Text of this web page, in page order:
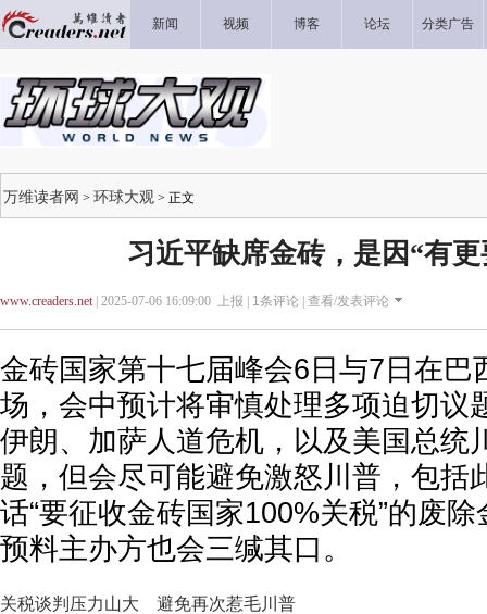
新闻 视频 博客 论坛 分类广告
万维读者网 > 环球大观 > 正文
习近平缺席金砖，是因“有
www.creaders.net| 2025-07-06 16:09:00 上报 | 1条评论 | 查看/发表评论
金砖国家第十七届峰会6日与7日在巴
场，会中预计将审慎处理多项迫切议
伊朗、加萨人道危机，以及美国总统
题，但会尽可能避免激怒川普，包括
话“要征收金砖国家100%关税”的废
预料主办方也会三缄其口。
关税谈判压力山大 避免再次惹毛川普